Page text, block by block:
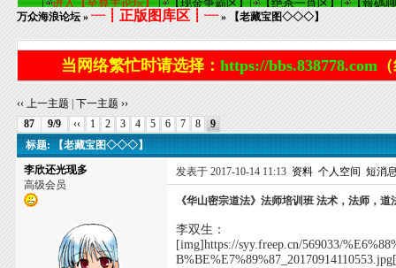
万众海浪论坛 »┈┋正版图库区┋┈» 【老藏宝图◇◇◇】
当网络繁忙时请选择： https://bbs.838778.com
‹‹ 上一主题 |下一主题 ››
87
9/9 ‹‹ 1 2 3 4 5 6 7 8
9
标题: 【老藏宝图◇◇◇】
李欣还光现多
高级会员
发表于 2017-10-14 11:13 资料 个人空间 短消
《华山密宗道法》法师培训班 法术，法师，道
李双生：
[img]https://syy.freep.cn/569033/